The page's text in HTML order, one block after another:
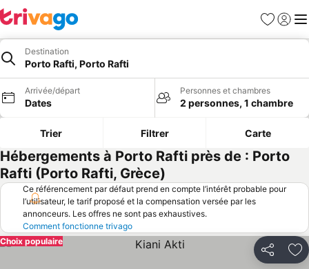
Favoris
Se
Destination
Porto Rafti, Porto Rafti
Arrivée/départ
Dates
Personnes et chambres
2 personnes, 1 chambre
Trier Filtrer Carte
Hébergements à Porto Rafti près de : Porto
Rafti (Porto Rafti, Grèce)
Ce référencement par défaut prend en compte l’intérêt probable pour
l’utilisateur, le tarif proposé et la compensation versée par les
annonceurs. Les offres ne sont pas exhaustives.
Comment fonctionne trivago
Partager
Choix populaire